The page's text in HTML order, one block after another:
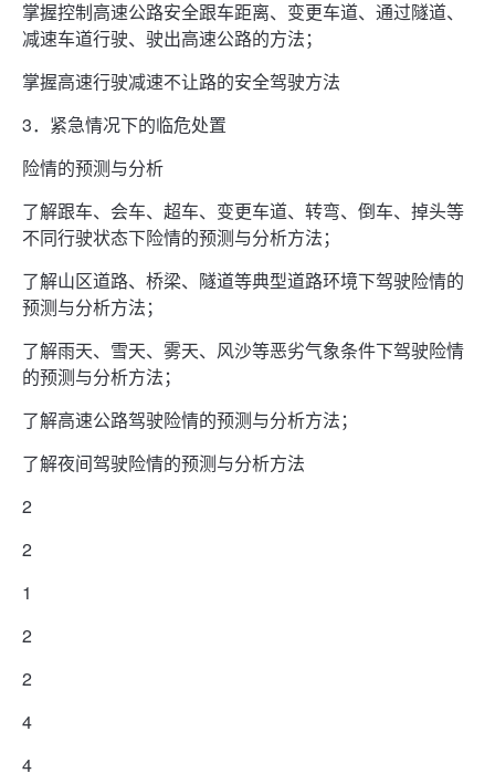
掌握控制高速公路安全跟车距离、变更车道、通过隧道、
减速车道行驶、驶出高速公路的方法；
掌握高速行驶减速不让路的安全驾驶方法
3．紧急情况下的临危处置
险情的预测与分析
了解跟车、会车、超车、变更车道、转弯、倒车、掉头等
不同行驶状态下险情的预测与分析方法；
了解山区道路、桥梁、隧道等典型道路环境下驾驶险情的
预测与分析方法；
了解雨天、雪天、雾天、风沙等恶劣气象条件下驾驶险情
的预测与分析方法；
了解高速公路驾驶险情的预测与分析方法；
了解夜间驾驶险情的预测与分析方法
2
2
1
2
2
4
4